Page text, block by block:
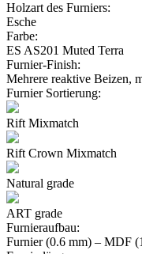
Holzart des Furniers:
Esche
Farbe:
ES AS201 Muted Terra
Furnier-Finish:
Mehrere reaktive Beizen,
Furnier Sortierung:
Rift Mixmatch
Rift Crown Mixmatch
Natural grade
ART grade
Furnieraufbau:
Furnier (0.6 mm) – MDF